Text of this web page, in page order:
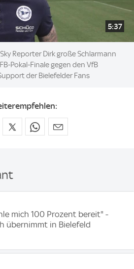
5:37
Reporter Dirk große Schlarmann
Pokal-Finale gegen den VfB
der Bielefelder Fans
mich 100 Prozent bereit" -
übernimmt in Bielefeld